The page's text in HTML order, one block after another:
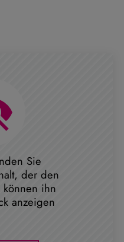
Sie
der den
können ihn
anzeigen